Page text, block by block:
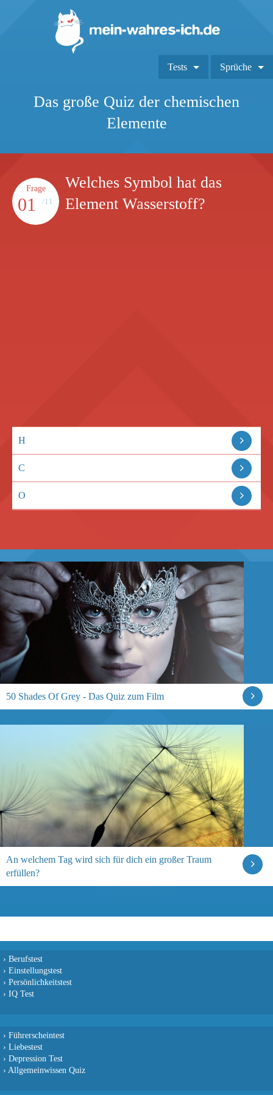
Tests Sprüche
Das große Quiz der chemischen
Elemente
Frage
01 /11
Welches Symbol hat das
Element Wasserstoff?
H
C
O
50 Shades Of Grey - Das Quiz zum Film
An welchem Tag wird sich für dich ein großer Traum
erfüllen?
› Berufstest
› Einstellungstest
› Persönlichkeitstest
› IQ Test
› Führerscheintest
› Liebestest
› Depression Test
› Allgemeinwissen Quiz